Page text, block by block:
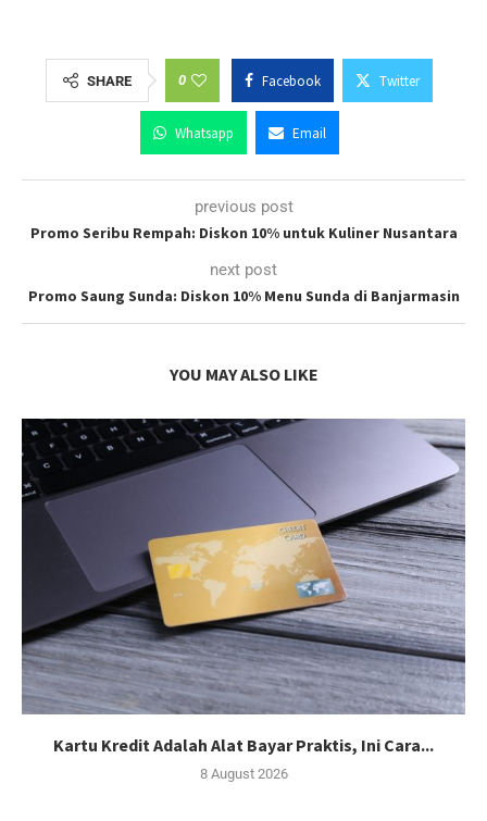
SHARE 0 Facebook Twitter
Whatsapp Email
previous post
Promo Seribu Rempah: Diskon 10% untuk Kuliner Nusantara
next post
Promo Saung Sunda: Diskon 10% Menu Sunda di Banjarmasin
YOU MAY ALSO LIKE
Kartu Kredit Adalah Alat Bayar Praktis, Ini Cara...
8 August 2026